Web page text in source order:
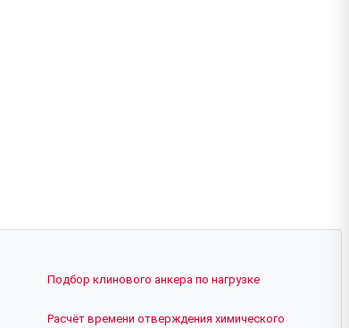
Подбор клинового анкера по нагрузке
Расчёт времени отверждения химического